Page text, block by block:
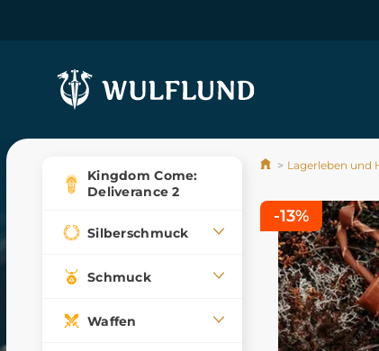
Kingdom Come:
Deliverance 2
Silberschmuck
Schmuck
Waffen
Lagerleben und
-13%